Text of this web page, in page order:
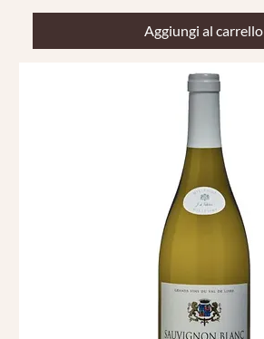
Aggiungi al carrello